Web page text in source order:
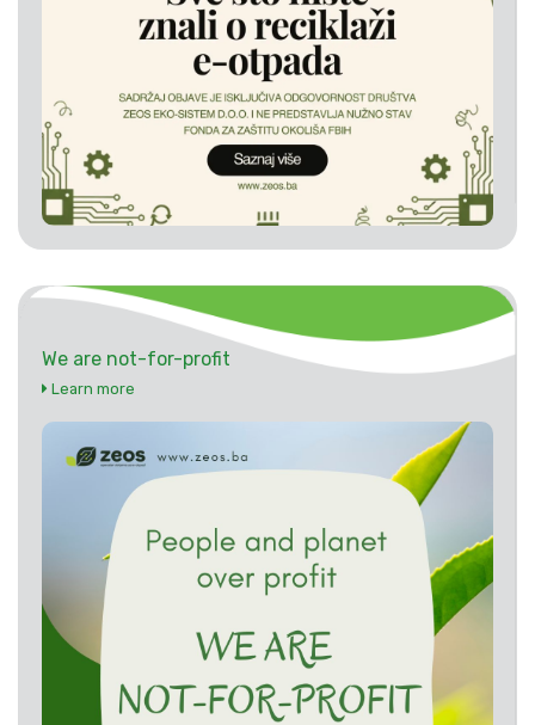
We are not-for-profit
Learn more